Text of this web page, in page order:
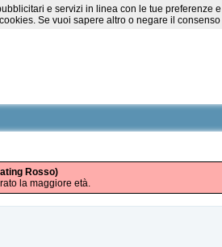
Rosso)
la maggiore età.
e servizi in linea con le tue
Se vuoi sapere altro o negare il